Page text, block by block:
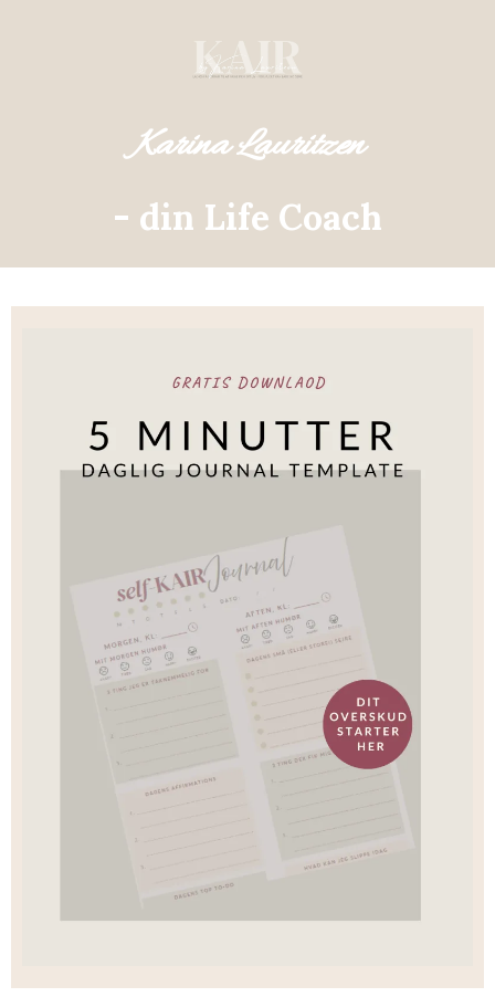
Karina Lauritzen
- din Life Coach